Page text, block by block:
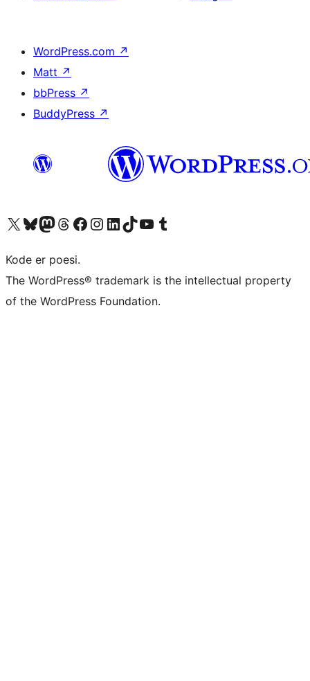
WordPress.com ↗
Matt ↗
bbPress ↗
BuddyPress ↗
Visit our X (formerly Twitter) account
Visit our Bluesky account
Visit our Mastodon account
Visit our Threads account
Visit our Facebook page
Visit our Instagram account
Visit our LinkedIn account
Visit our TikTok account
Visit our YouTube channel
Visit our Tumblr account
Kode er poesi.
The WordPress® trademark is the intellectual property
of the WordPress Foundation.